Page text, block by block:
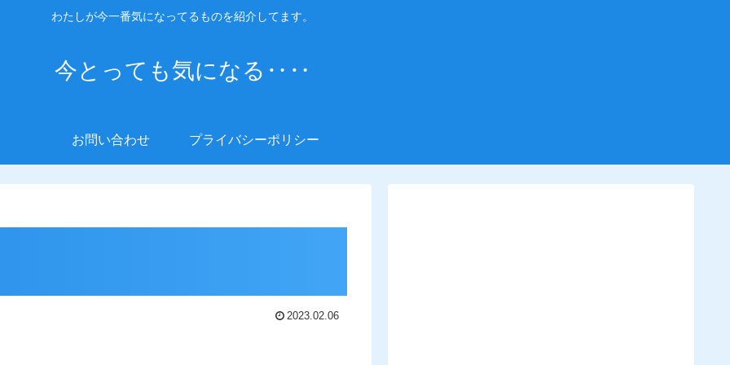
わたしが今一番気になってるものを紹介してます。
今とっても気になる‥‥
お問い合わせ プライバシーポリシー
2023.02.06